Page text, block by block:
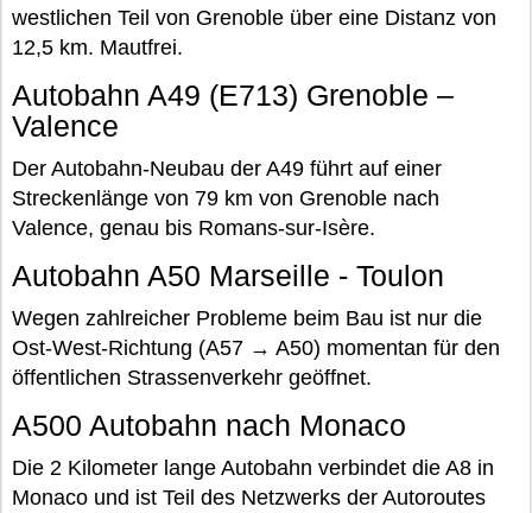
westlichen Teil von Grenoble über eine Distanz von
12,5 km. Mautfrei.
Autobahn A49 (E713) Grenoble –
Valence
Der Autobahn-Neubau der A49 führt auf einer
Streckenlänge von 79 km von Grenoble nach
Valence, genau bis Romans-sur-Isère.
Autobahn A50 Marseille - Toulon
Wegen zahlreicher Probleme beim Bau ist nur die
Ost-West-Richtung (A57 → A50) momentan für den
öffentlichen Strassenverkehr geöffnet.
A500 Autobahn nach Monaco
Die 2 Kilometer lange Autobahn verbindet die A8 in
Monaco und ist Teil des Netzwerks der Autoroutes